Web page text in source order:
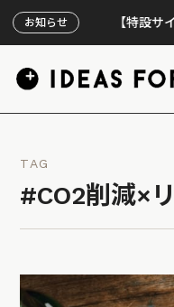
お知らせ【特設サイトオー
TAG
#CO2削減×